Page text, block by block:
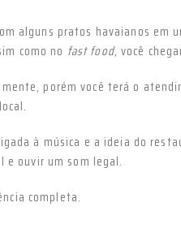
alguns pratos havaianos em
como no fast food, você
porém você terá o
à música e a ideia do
e ouvir um som legal.
completa.